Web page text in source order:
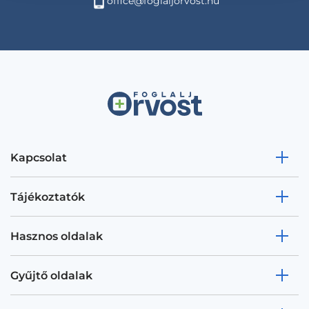
Kapcsolat
Tájékoztatók
Hasznos oldalak
Gyűjtő oldalak